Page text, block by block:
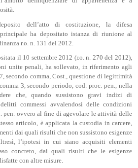
dell’atto di costituzione, la difesa
ha depositato istanza di riunione al
r.o. n. 131 del 2012.
il 10 settembre 2012 (r.o. n. 270 del 2012),
unite penali, ha sollevato, in riferimento agli
secondo comma, Cost., questione di legittimità
3, secondo periodo, cod. proc. pen., nella
che, quando sussistono gravi indizi di
commessi avvalendosi delle condizioni
pen. ovvero al fine di agevolare le attività delle
articolo, è applicata la custodia in carcere,
dai quali risulti che non sussistono esigenze
l’ipotesi in cui siano acquisiti elementi
concreto, dai quali risulti che le esigenze
con altre misure.